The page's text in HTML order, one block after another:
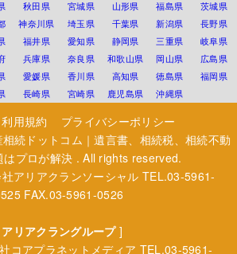
秋田県 宮城県 山形県 福島県
茨城県
神奈川県 埼玉県 千葉県 新潟県
長野県
福井県 愛知県 静岡県 三重県
岐阜県
兵庫県 奈良県 和歌山県 岡山県
広島県
愛媛県 香川県 高知県 徳島県
福岡県
長崎県 宮崎県 鹿児島県 沖縄県
利用規約
プライバシーポリシー
相続ドットコム｜遺言書、相続税、相続不動
はプロが解決 . All rights reserved.
アリアクランソーシャル TEL.03-5961-
FAX.03-5961-0526
アリアクラングループ]
コアプラネットメディア TEL.03-5961-